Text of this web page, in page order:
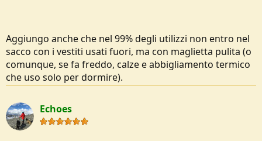
Aggiungo anche che nel 99% degli utilizzi non entro nel
sacco con i vestiti usati fuori, ma con maglietta pulita (o
comunque, se fa freddo, calze e abbigliamento termico
che uso solo per dormire).
Echoes